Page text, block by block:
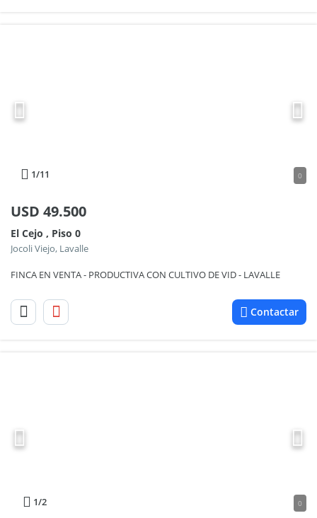
1/11 0
USD 49.500
El Cejo , Piso 0
Jocoli Viejo, Lavalle
FINCA EN VENTA - PRODUCTIVA CON CULTIVO DE VID - LAVALLE
Contactar
1/2 0